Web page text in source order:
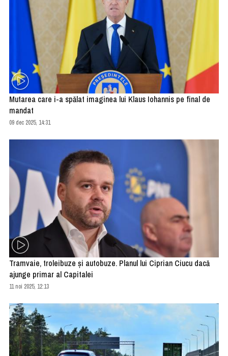
Mutarea care i-a spălat imaginea lui Klaus Iohannis pe final de
mandat
09 dec 2025, 14:31
Tramvaie, troleibuze şi autobuze. Planul lui Ciprian Ciucu dacă
ajunge primar al Capitalei
11 noi 2025, 12:13